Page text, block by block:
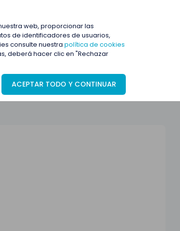
web, proporcionar las
de identificadores de usuarios,
consulte nuestra política de cookies
deberá hacer clic en "Rechazar
ACEPTAR TODO Y CONTINUAR